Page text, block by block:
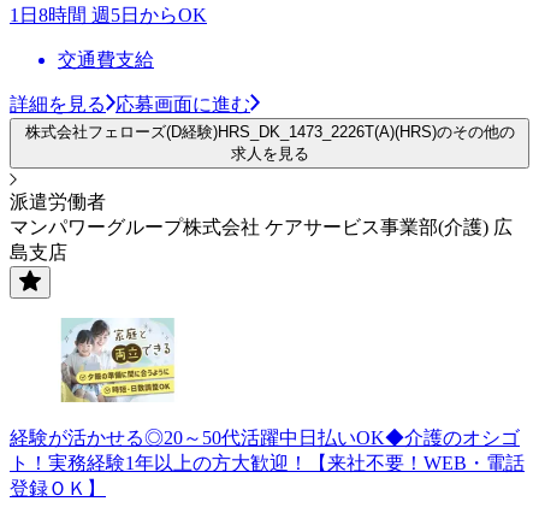
1日8時間 週5日からOK
交通費支給
詳細を見る 応募画面に進む
株式会社フェローズ(D経験)HRS_DK_1473_2226T(A)(HRS)のその他の
求人を見る
派遣労働者
マンパワーグループ株式会社 ケアサービス事業部(介護) 広
島支店
経験が活かせる◎20～50代活躍中日払いOK◆介護のオシゴ
ト！実務経験1年以上の方大歓迎！【来社不要！WEB・電話
登録ＯＫ】